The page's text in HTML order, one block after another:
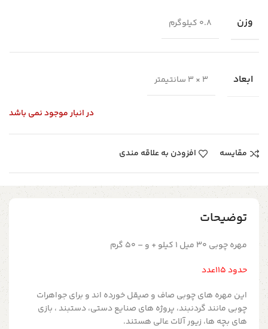
وزن 0.8 کیلوگرم
ابعاد 3 × 3 سانتیمتر
در انبار موجود نمی باشد
مقایسه افزودن به علاقه مندی
توضیحات
مهره چوبی 30 میل 1 کیلو + و – 50 گرم
حدود 115عدد
این مهره های چوبی صاف و صیقل خورده اند و برای جواهرات
چوبی مانند گردنبند، پروژه های صنایع دستی، دستبند ، بازی
های بچه ها، زیور آلات عالی هستند.